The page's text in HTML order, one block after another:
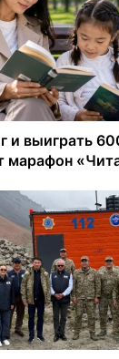
и выиграть
марафон